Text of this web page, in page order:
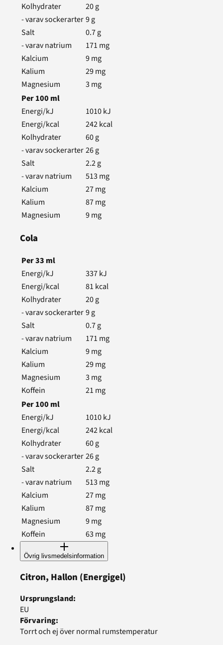
Kolhydrater
20g
- varav sockerarter9g
Salt
0.7g
- varav natrium
171 mg
Kalcium
9mg
Kalium
29mg
Magnesium
3 mg
Per100 ml
Energi/kJ
1010kJ
Energi/kcal
242kcal
Kolhydrater
60g
- varav sockerarter26g
Salt
2.2g
- varav natrium
513 mg
Kalcium
27mg
Kalium
87mg
Magnesium
9mg
Cola
Per33 ml
Energi/kJ
337kJ
Energi/kcal
81 kcal
Kolhydrater
20g
- varav sockerarter9g
Salt
0.7g
- varav natrium
171 mg
Kalcium
9mg
Kalium
29mg
Magnesium
3 mg
Koffein
21 mg
Per100 ml
Energi/kJ
1010kJ
Energi/kcal
242kcal
Kolhydrater
60g
- varav sockerarter26g
Salt
2.2g
- varav natrium
513 mg
Kalcium
27mg
Kalium
87mg
Magnesium
9mg
Koffein
63 mg
Övrig livsmedelsinformation
Citron, Hallon (Energigel)
Ursprungsland:
EU
Förvaring:
Torrt och ej över normal rumstemperatur